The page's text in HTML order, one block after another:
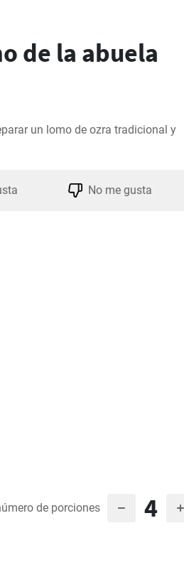
de la abuela
un lomo de ozra tradicional y
No me gusta
de porciones 4